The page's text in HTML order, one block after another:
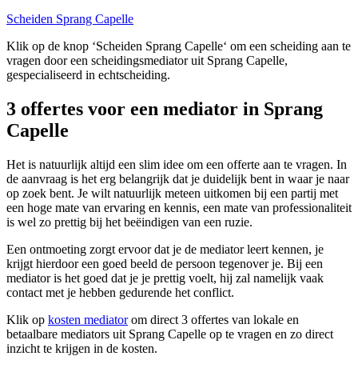
Scheiden Sprang Capelle
Klik op de knop ‘Scheiden Sprang Capelle‘ om een scheiding aan te
vragen door een scheidingsmediator uit Sprang Capelle,
gespecialiseerd in echtscheiding.
3 offertes voor een mediator in Sprang
Capelle
Het is natuurlijk altijd een slim idee om een offerte aan te vragen. In
de aanvraag is het erg belangrijk dat je duidelijk bent in waar je naar
op zoek bent. Je wilt natuurlijk meteen uitkomen bij een partij met
een hoge mate van ervaring en kennis, een mate van professionaliteit
is wel zo prettig bij het beëindigen van een ruzie.
Een ontmoeting zorgt ervoor dat je de mediator leert kennen, je
krijgt hierdoor een goed beeld de persoon tegenover je. Bij een
mediator is het goed dat je je prettig voelt, hij zal namelijk vaak
contact met je hebben gedurende het conflict.
Klik op kosten mediatorom direct 3 offertes van lokale en
betaalbare mediators uit Sprang Capelle op te vragen en zo direct
inzicht te krijgen in de kosten.